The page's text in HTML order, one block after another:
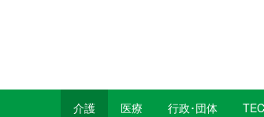
介護 医療 行政･団体